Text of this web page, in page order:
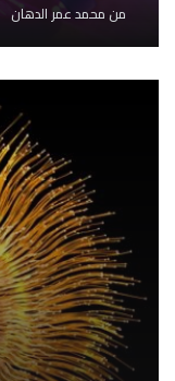
من محمد عمر الدهان